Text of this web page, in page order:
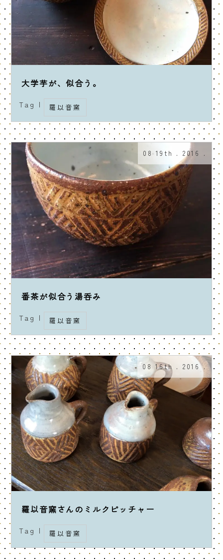
大学芋が、似合う。
Tag | 羅以音窯
08 19th . 2016 .
番茶が似合う湯呑み
Tag | 羅以音窯
08 16th . 2016 .
羅以音窯さんのミルクピッチャー
Tag | 羅以音窯